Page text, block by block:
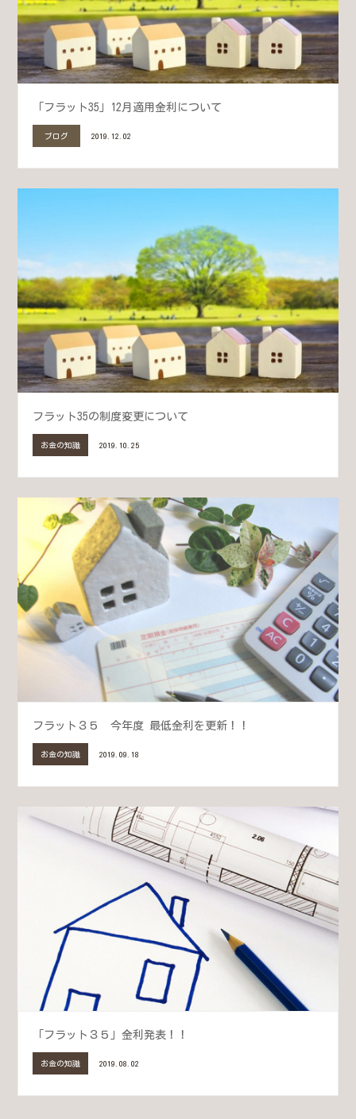
「フラット35」12月適用金利について
ブログ 2019.12.02
フラット35の制度変更について
お金の知識 2019.10.25
フラット３５ 今年度 最低金利を更新！！
お金の知識 2019.09.18
「フラット３５」金利発表！！
お金の知識 2019.08.02